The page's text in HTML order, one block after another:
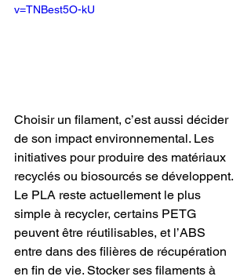
v=TNBest5O-kU
Choisir un filament, c’est aussi décider
de son impact environnemental. Les
initiatives pour produire des matériaux
recyclés ou biosourcés se développent.
Le PLA reste actuellement le plus
simple à recycler, certains PETG
peuvent être réutilisables, et l’ABS
entre dans des filières de récupération
en fin de vie. Stocker ses filaments à